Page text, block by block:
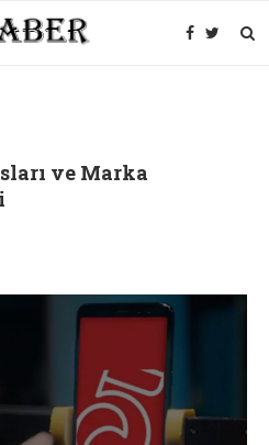
ve Marka